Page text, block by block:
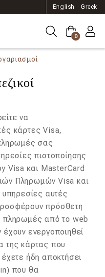
English Greek
0
να
κάρτες Visa,
σας
πιστοποίησης
Visa και MasterCard
Πληρωμών Visa και
υπηρεσίες αυτές
πρόσθετη
πληρωμές από το web
ενεργοποιηθεί
της κάρτας που
ήδη αποκτήσει
που θα